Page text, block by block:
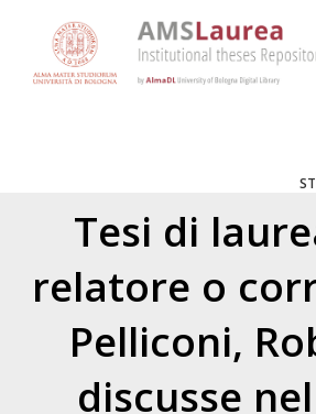
Tesi di
relatore o
Pelliconi,
discusse